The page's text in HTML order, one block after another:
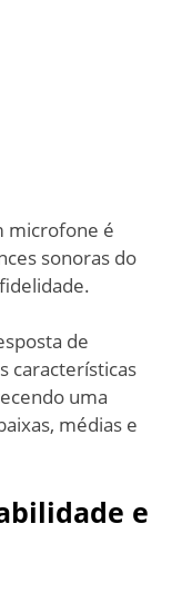
microfone é
sonoras do
de
características
uma
médias e
e